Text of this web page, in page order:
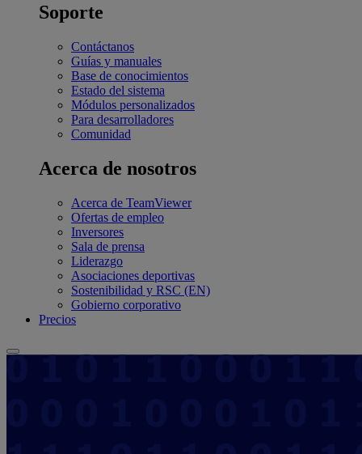
Soporte
Contáctanos
Guías y manuales
Base de conocimientos
Estado del sistema
Módulos personalizados
Para desarrolladores
Comunidad
Acerca de nosotros
Acerca de TeamViewer
Ofertas de empleo
Inversores
Sala de prensa
Liderazgo
Asociaciones deportivas
Sostenibilidad y RSC (EN)
Gobierno corporativo
Precios